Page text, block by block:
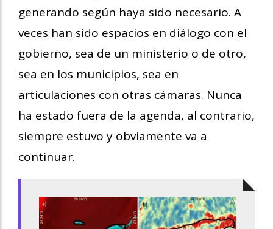
generando según haya sido necesario. A
veces han sido espacios en diálogo con el
gobierno, sea de un ministerio o de otro,
sea en los municipios, sea en
articulaciones con otras cámaras. Nunca
ha estado fuera de la agenda, al contrario,
siempre estuvo y obviamente va a
continuar.